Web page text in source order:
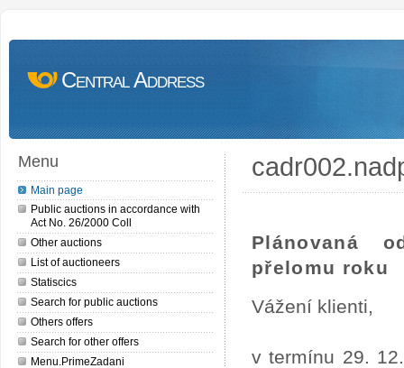
Central Address
Menu
Main page
Public auctions in accordance with
Act No. 26/2000 Coll
Other auctions
List of auctioneers
Statiscics
Search for public auctions
Others offers
Search for other offers
Menu.PrimeZadani
Plánovaná
přelomu roku
Vážení klienti,
v termínu 29.